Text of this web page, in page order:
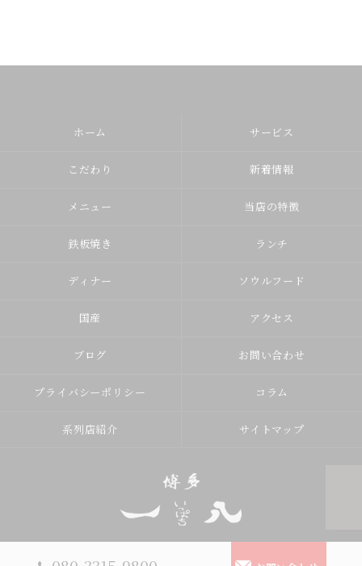
ホーム サービス
こだわり 新着情報
メニュー 当店の特徴
鉄板焼き ランチ
ディナー ソウルフード
国産 アクセス
ブログ お問い合わせ
プライバシーポリシー コラム
系列店紹介 サイトマップ
© 2026 小山市で博多鉄板焼肉なら【博多鉄板焼肉一八】 ALL RIGHTS